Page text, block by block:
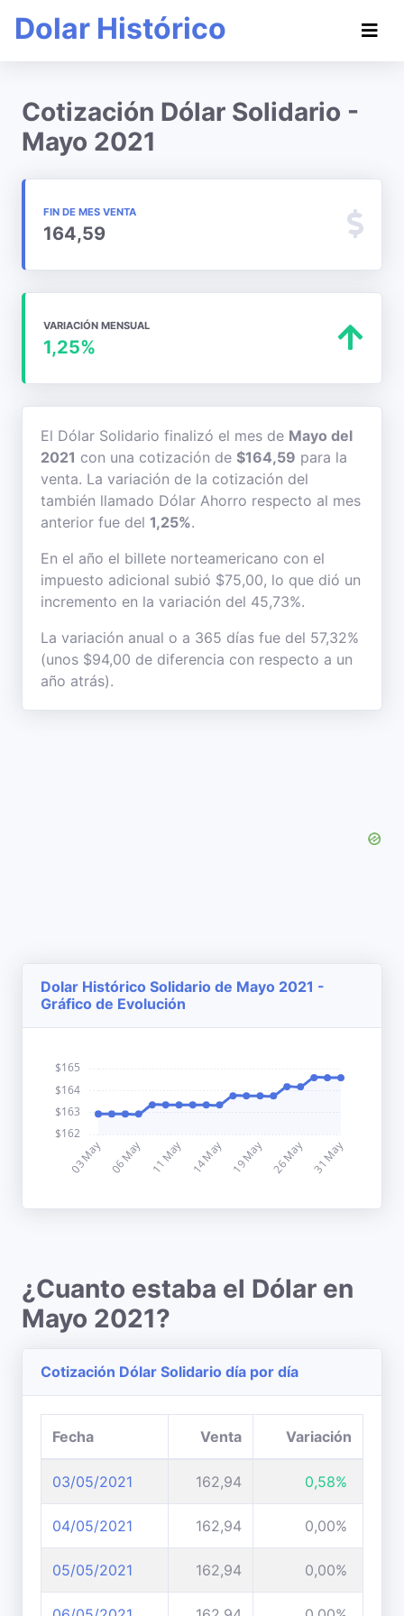
Dolar Histórico
Cotización Dólar Solidario -
Mayo 2021
FIN DE MES VENTA
164,59
VARIACIÓN MENSUAL
1,25%
El Dólar Solidario finalizó el mes de Mayo del
2021 con una cotización de $164,59 para la
venta. La variación de la cotización del
también llamado Dólar Ahorro respecto al mes
anterior fue del 1,25%.
En el año el billete norteamericano con el
impuesto adicional subió $75,00, lo que dió un
incremento en la variación del 45,73%.
La variación anual o a 365 días fue del 57,32%
(unos $94,00 de diferencia con respecto a un
año atrás).
Dolar Histórico Solidario de Mayo 2021 -
Gráfico de Evolución
¿Cuanto estaba el Dólar en
Mayo 2021?
Cotización Dólar Solidario día por día
Fecha Venta Variación
03/05/2021 162,94 0,58%
04/05/2021 162,94 0,00%
05/05/2021 162,94 0,00%